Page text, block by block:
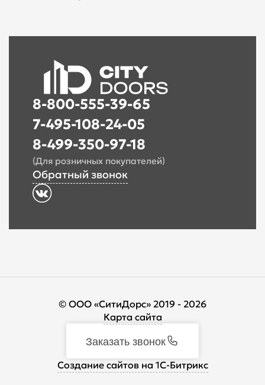
8-800-555-39-65
7-495-108-24-05
8-499-350-97-18
(Для розничных покупателей)
Обратный звонок
© ООО «СитиДорс» 2019 - 2026
Карта сайта
Заказать звонок
Cоздание сайтов на 1С-Битрикс